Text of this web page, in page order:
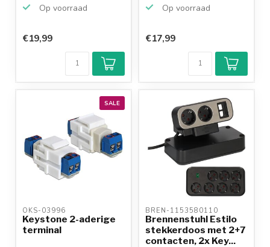
Op voorraad
€19,99
Op voorraad
€17,99
SALE
OKS-03996
Keystone 2-aderige
terminal
BREN-1153580110
Brennenstuhl Estilo
stekkerdoos met 2+7
contacten, 2x Key...